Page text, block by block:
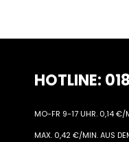
HOTLINE:
MO-FR 9-17 UHR. 0,14 €/
MAX. 0,42 €/MIN. AUS